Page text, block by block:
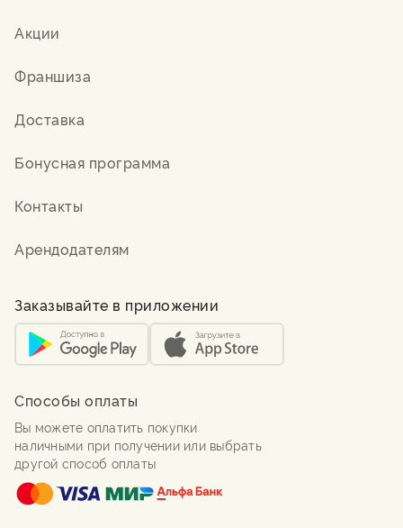
Акции
Франшиза
Доставка
Бонусная программа
Контакты
Арендодателям
Заказывайте в приложении
Способы оплаты
Вы можете оплатить покупки
наличными при получении или выбрать
другой способ оплаты